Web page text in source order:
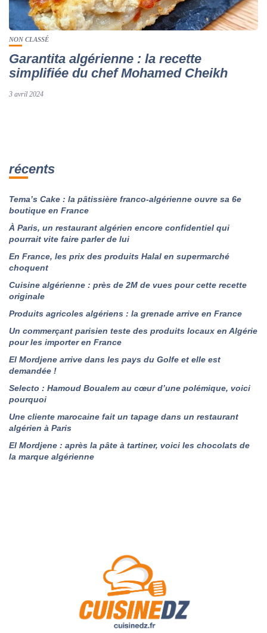
NON CLASSÉ
Garantita algérienne : la recette
simplifiée du chef Mohamed Cheikh
3 avril 2024
récents
Tema’s Cake : la pâtissière franco-algérienne ouvre sa 6e
boutique en France
À Paris, un restaurant algérien encore confidentiel qui
pourrait vite faire parler de lui
En France, les prix des produits Halal en supermarché
choquent
Cuisine algérienne : près de 2M de vues pour cette recette
originale
Produits agricoles algériens : la grenade arrive en France
Un commerçant parisien teste des produits locaux en Algérie
pour les importer en France
El Mordjene arrive dans les pays du Golfe et elle est
demandée !
Selecto : Hamoud Boualem au cœur d’une polémique, voici
pourquoi
Une cliente marocaine fait un tapage dans un restaurant
algérien à Paris
El Mordjene : après la pâte à tartiner, voici les chocolats de
la marque algérienne